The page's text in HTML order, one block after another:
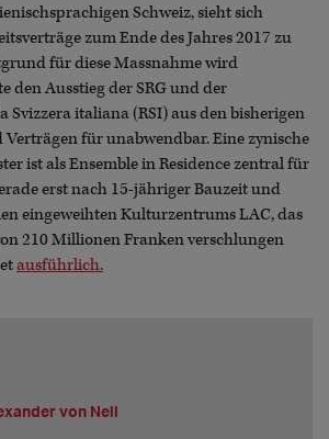
Schweiz, sieht sich
zum Ende des Jahres 2017 zu
für diese Massnahme wird
den Ausstieg der SRG und der
Svizzera italiana (RSI) aus den bisherigen
für unabwendbar. Eine zynische
ist als Ensemble in Residence zentral für
erst nach 15-jähriger Bauzeit und
eingeweihten Kulturzentrums LAC, das
210 Millionen Franken verschlungen
ausführlich.
von Nell